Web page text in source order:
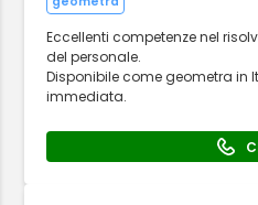
Eccellenti competenze nel
del personale.
Disponibile come geometra in
immediata.